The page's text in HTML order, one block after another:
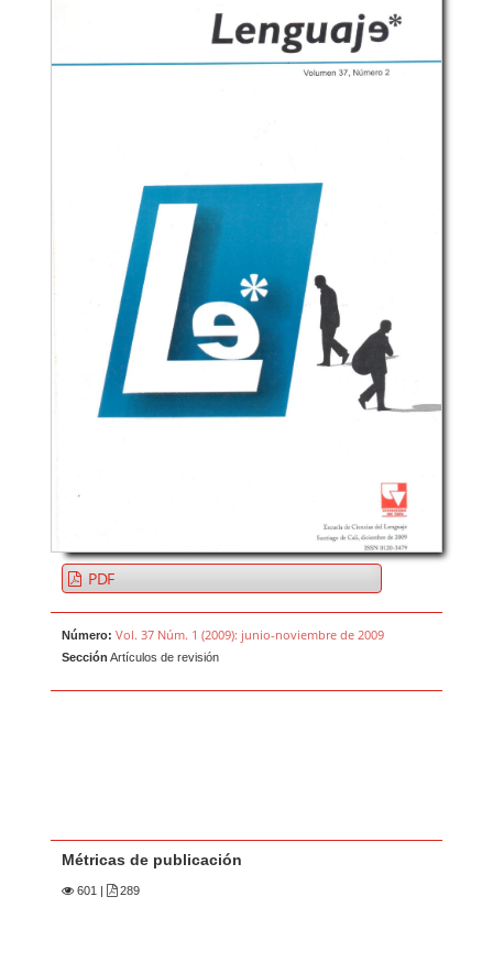
PDF
Número: Vol. 37 Núm. 1 (2009): junio-noviembre de 2009
Sección Artículos de revisión
Métricas de publicación
601 | 289